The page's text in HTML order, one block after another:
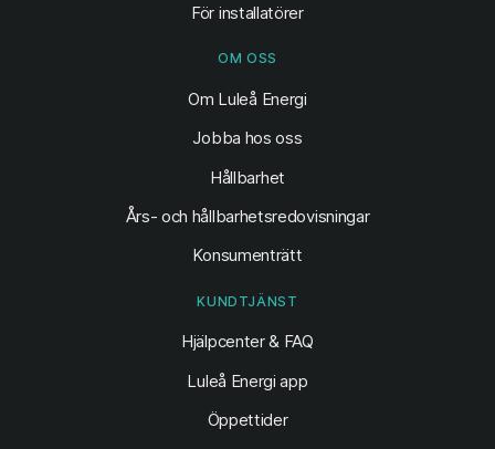
För installatörer
OM OSS
Om Luleå Energi
Jobba hos oss
Hållbarhet
Års- och hållbarhetsredovisningar
Konsumenträtt
KUNDTJÄNST
Hjälpcenter & FAQ
Luleå Energi app
Öppettider